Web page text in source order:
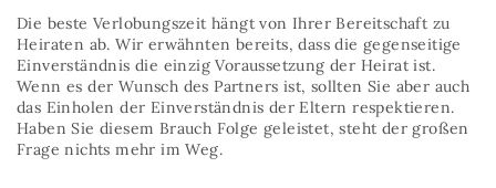
Die beste Verlobungszeit hängt von Ihrer Bereitschaft zu
Heiraten ab. Wir erwähnten bereits, dass die gegenseitige
Einverständnis die einzig Voraussetzung der Heirat ist.
Wenn es der Wunsch des Partners ist, sollten Sie aber auch
das Einholen der Einverständnis der Eltern respektieren.
Haben Sie diesem Brauch Folge geleistet, steht der großen
Frage nichts mehr im Weg.